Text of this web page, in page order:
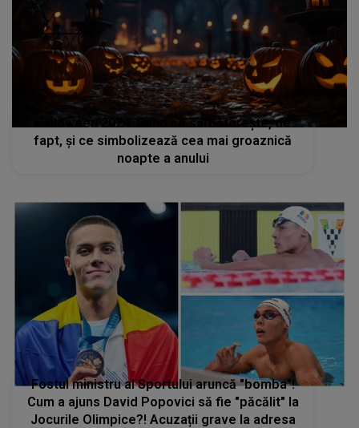
Halloween 2024. Când se sărbătorește, de
fapt, și ce simbolizează cea mai groaznică
noapte a anului
Fostul ministru al Sportului aruncă "bomba"!
Cum a ajuns David Popovici să fie "păcălit" la
Jocurile Olimpice?! Acuzații grave la adresa